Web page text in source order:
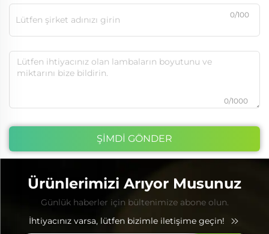
0/100
0/1000
ŞİMDİ GÖNDER
Ürünlerimizi Arıyor Musunuz
Günlük haberler için bültenimize abone olun.
İhtiyacınız varsa, lütfen bizimle iletişime geçin!